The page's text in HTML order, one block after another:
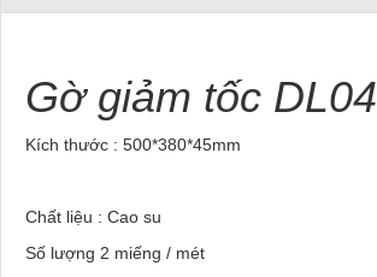
Gờ giảm tốc DL04
Kích thước : 500*380*45mm
Chất liệu : Cao su
Số lượng 2 miếng / mét